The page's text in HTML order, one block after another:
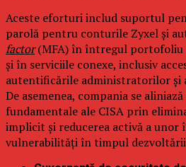
Aceste eforturi includ suportul
parolă pentru conturile Zyxel și
factor(MFA) în întregul portofoliu
și în serviciile conexe, inclusiv
autentificările administratorilor și
De asemenea, compania se
fundamentale ale CISA prin
implicit și reducerea activă a unor
vulnerabilități în timpul